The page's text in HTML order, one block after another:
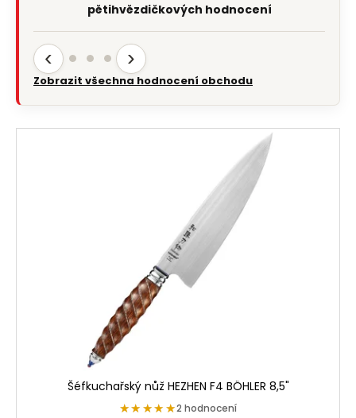
pětihvězdičkových hodnocení
‹ ›
Zobrazit všechna hodnocení obchodu
Šéfkuchařský nůž HEZHEN F4 BÖHLER 8,5"
★★★★★
★★★★★2 hodnocení